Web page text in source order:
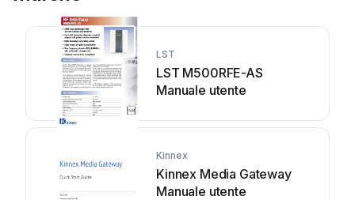
LST
LST M500RFE-AS
Manuale utente
Kinnex
Kinnex Media Gateway
Manuale utente